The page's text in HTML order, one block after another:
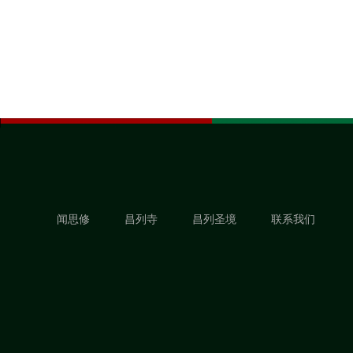
闻思修 昌列寺 昌列圣境 联系我们